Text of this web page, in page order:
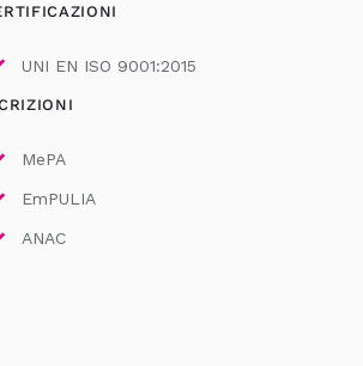
UNI EN ISO 9001:2015
MePA
EmPULIA
ANAC